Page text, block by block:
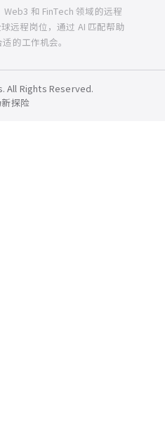
和 FinTech 领域的远程
远程岗位，通过 AI 匹配帮助
的工作机会。
All Rights Reserved.
探险